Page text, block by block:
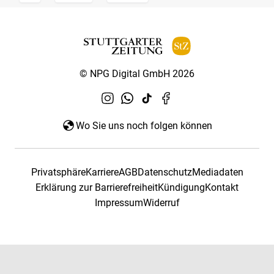
© NPG Digital GmbH 2026
Wo Sie uns noch folgen können
PrivatsphäreKarriereAGBDatenschutzMediadaten
Erklärung zur BarrierefreiheitKündigungKontakt
ImpressumWiderruf